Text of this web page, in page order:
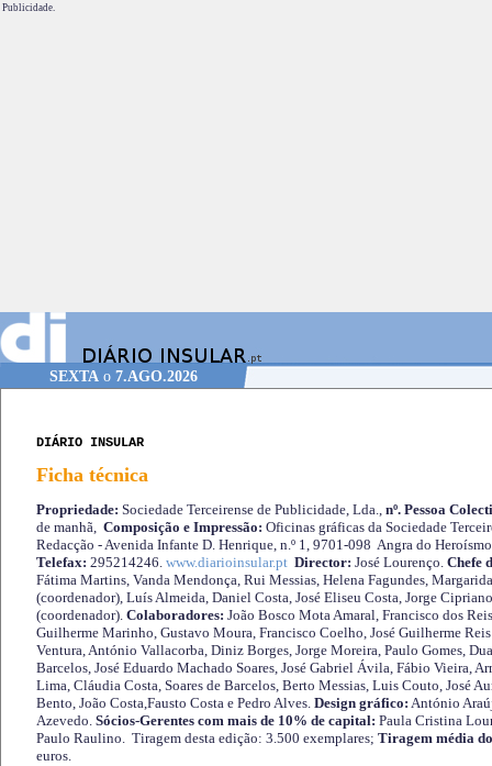
Publicidade.
SEXTA o 7.AGO.2026
DIÁRIO INSULAR
Ficha técnica
Propriedade: Sociedade Terceirense de Publicidade, Lda., nº. Pessoa
de manhã, Composição e Impressão: Oficinas gráficas da Sociedade
Redacção - Avenida Infante D. Henrique, n.º 1, 9701-098 Angra do
Telefax: 295214246. www.diarioinsular.pt Director: José Lourenço. Chefe
Fátima Martins, Vanda Mendonça, Rui Messias, Helena Fagundes,
(coordenador), Luís Almeida, Daniel Costa, José Eliseu Costa, Jorge
(coordenador). Colaboradores: João Bosco Mota Amaral, Francisco dos
Guilherme Marinho, Gustavo Moura, Francisco Coelho, José Guilherme
Ventura, António Vallacorba, Diniz Borges, Jorge Moreira, Paulo Gomes,
Barcelos, José Eduardo Machado Soares, José Gabriel Ávila, Fábio Vieira,
Lima, Cláudia Costa, Soares de Barcelos, Berto Messias, Luis Couto, José
Bento, João Costa,Fausto Costa e Pedro Alves. Design gráfico: António
Azevedo. Sócios-Gerentes com mais de 10% de capital: Paula Cristina
Paulo Raulino. Tiragem desta edição: 3.500 exemplares; Tiragem média
euros.